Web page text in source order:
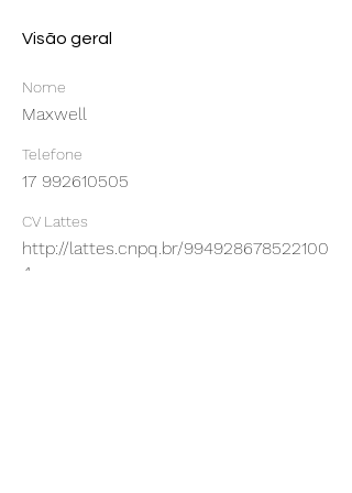
Visão geral
Nome
Maxwell
Telefone
17 992610505
CV Lattes
http://lattes.cnpq.br/994928678522100
4